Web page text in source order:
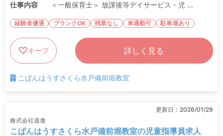
仕事内容
＜一般保育士＞ 放課後等デイサービス・児 ...
経験者優遇 ブランクOK 残業なし 車通勤可 駐車場あり
キープ 詳しく見る
こぱんはうすさくら水戸備前堀教室
更新日： 2026/01/29
株式会社道進
こぱんはうすさくら水戸備前堀教室の児童指導員求人